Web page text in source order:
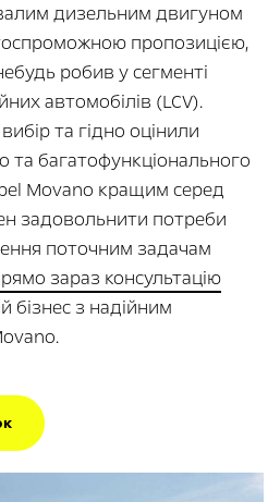
дизельним двигуном
пропозицією,
робив у сегменті
автомобілів (LCV).
та гідно оцінили
та багатофункціонального
Movano кращим серед
задовольнити потреби
поточним задачам
зараз консультацію
бізнес з надійним